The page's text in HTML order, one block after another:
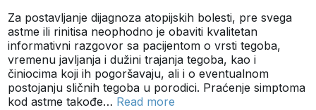
Za postavljanje dijagnoza atopijskih bolesti, pre svega
astme ili rinitisa neophodno je obaviti kvalitetan
informativni razgovor sa pacijentom o vrsti tegoba,
vremenu javljanja i dužini trajanja tegoba, kao i
činiocima koji ih pogoršavaju, ali i o eventualnom
postojanju sličnih tegoba u porodici. Praćenje simptoma
kod astme takođe… Read more